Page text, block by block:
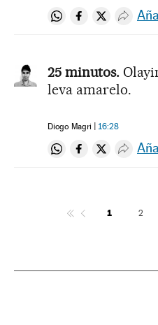
Compartir en
Compartir en
Compartir
25 minutos.
leva amarelo.
Diogo Magri 16:28
Compartir en
Compartir en
Compartir
1 2